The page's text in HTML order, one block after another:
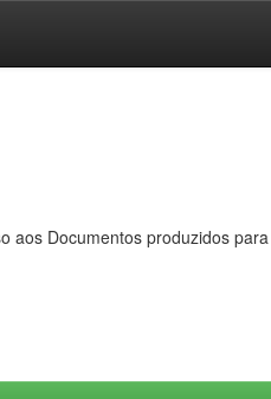
aos Documentos produzidos